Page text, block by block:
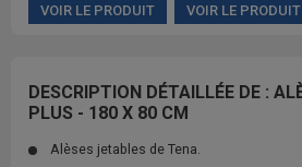
VOIR LE PRODUIT VOIR LE PRODUIT
DESCRIPTION DÉTAILLÉE DE :
PLUS - 180 X 80 CM
Alèses jetables de Tena.